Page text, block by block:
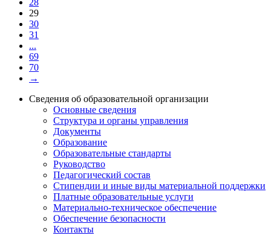
28
29
30
31
...
69
70
→
Сведения об образовательной организации
Основные сведения
Структура и органы управления
Документы
Образование
Образовательные стандарты
Руководство
Педагогический состав
Стипендии и иные виды материальной поддержки
Платные образовательные услуги
Материально-техническое обеспечение
Обеспечение безопасности
Контакты